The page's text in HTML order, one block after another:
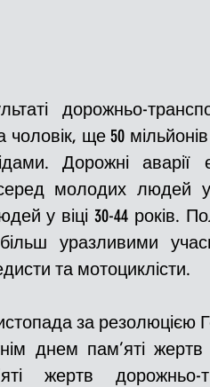
чоловік, ще 50
Дорожні
молодих людей у
у віці 30-44 років.
уразливими
та мотоциклісти.
днем пам’яті
жертв дорожньо-